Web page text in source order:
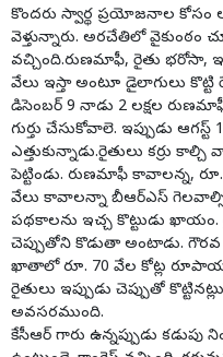
కొందరు స్వార్థ ప్రయోజనాల కోసం
వెళ్తున్నారు. అరచేతిలో వైకుంఠం
వచ్చింది.రుణమాఫీ, రైతు భరోసా,
వేలు ఇస్తా అంటూ డైలాగులు కొట్టి
డిసెంబర్ 9 నాడు 2 లక్షల
గుర్తు చేసుకోవాలె. ఇప్పుడు
ఎత్తుకున్నాడు.రైతులు కర్రు
పెట్టిండు. రుణమాఫీ కావాలన్న,
వేలు కావాలన్నా బీఆర్ఎస్
పథకాలను ఇచ్చ కొట్టుడు
చెప్పుతోని కొడుతా అంటాడు. గౌరవ
ఖాతాలో రూ. 70 వేల కోట్ల
రైతులు ఇప్పుడు చెప్పుతో
అవసరముంది.
కేసీఆర్ గారు ఉన్నప్పుడు కడుపు